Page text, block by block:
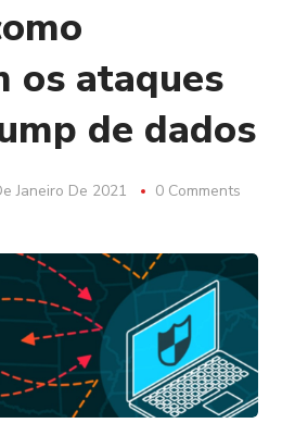
os ataques
de dados
Janeiro De 2021 0 Comments